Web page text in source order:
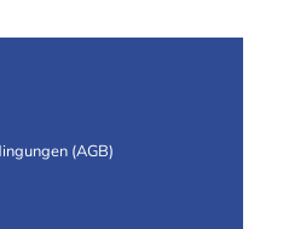
(AGB)